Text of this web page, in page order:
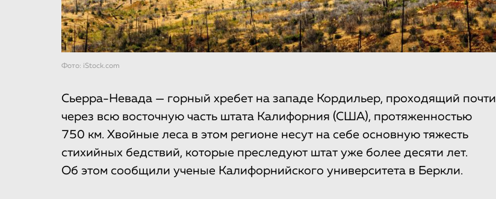
Фото: iStock.com
Сьерра-Невада — горный хребет на западе Кордильер, проходящий почти
через всю восточную часть штата Калифорния (США), протяженностью
750 км. Хвойные леса в этом регионе несут на себе основную тяжесть
стихийных бедствий, которые преследуют штат уже более десяти лет.
Об этом сообщили ученые Калифорнийского университета в Беркли.